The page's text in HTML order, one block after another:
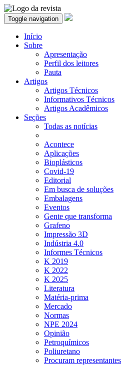
Toggle navigation
Início
Sobre
Apresentação
Perfil dos leitores
Pauta
Artigos
Artigos Técnicos
Informativos Técnicos
Artigos Acadêmicos
Seções
Todas as notícias
Acontece
Aplicações
Bioplásticos
Covid-19
Editorial
Em busca de soluções
Embalagens
Eventos
Gente que transforma
Grafeno
Impressão 3D
Indústria 4.0
Informes Técnicos
K 2019
K 2022
K 2025
Literatura
Matéria-prima
Mercado
Normas
NPE 2024
Opinião
Petroquímicos
Poliuretano
Procuram representantes